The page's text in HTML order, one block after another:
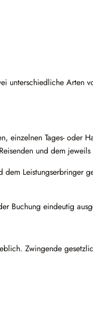
unterschiedliche Arten
einzelnen Tages- oder
und dem jeweils
Leistungserbringer
Buchung eindeutig
Zwingende